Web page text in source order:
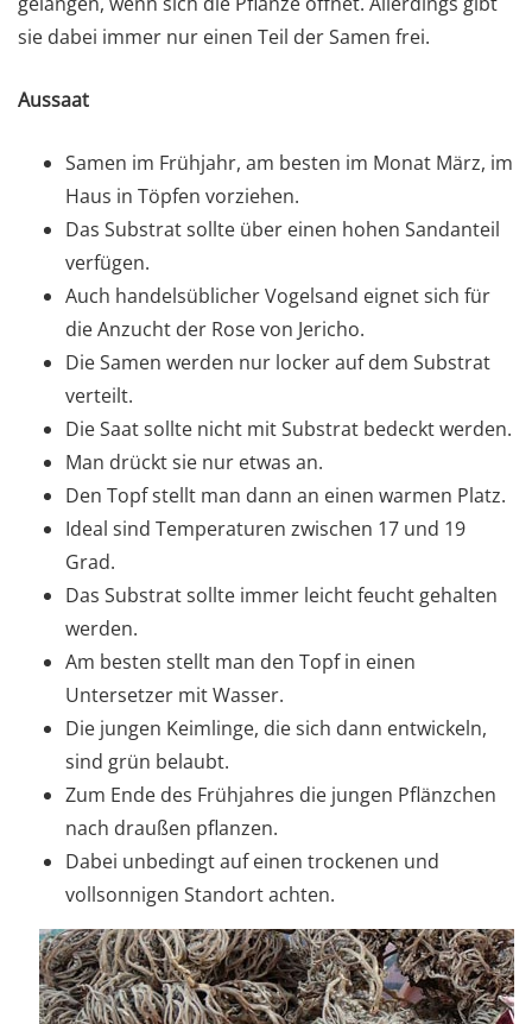
sie dabei immer nur einen Teil der Samen frei.
Aussaat
Samen im Frühjahr, am besten im Monat März, im
Haus in Töpfen vorziehen.
Das Substrat sollte über einen hohen Sandanteil
verfügen.
Auch handelsüblicher Vogelsand eignet sich für
die Anzucht der Rose von Jericho.
Die Samen werden nur locker auf dem Substrat
verteilt.
Die Saat sollte nicht mit Substrat bedeckt werden.
Man drückt sie nur etwas an.
Den Topf stellt man dann an einen warmen Platz.
Ideal sind Temperaturen zwischen 17 und 19
Grad.
Das Substrat sollte immer leicht feucht gehalten
werden.
Am besten stellt man den Topf in einen
Untersetzer mit Wasser.
Die jungen Keimlinge, die sich dann entwickeln,
sind grün belaubt.
Zum Ende des Frühjahres die jungen Pflänzchen
nach draußen pflanzen.
Dabei unbedingt auf einen trockenen und
vollsonnigen Standort achten.